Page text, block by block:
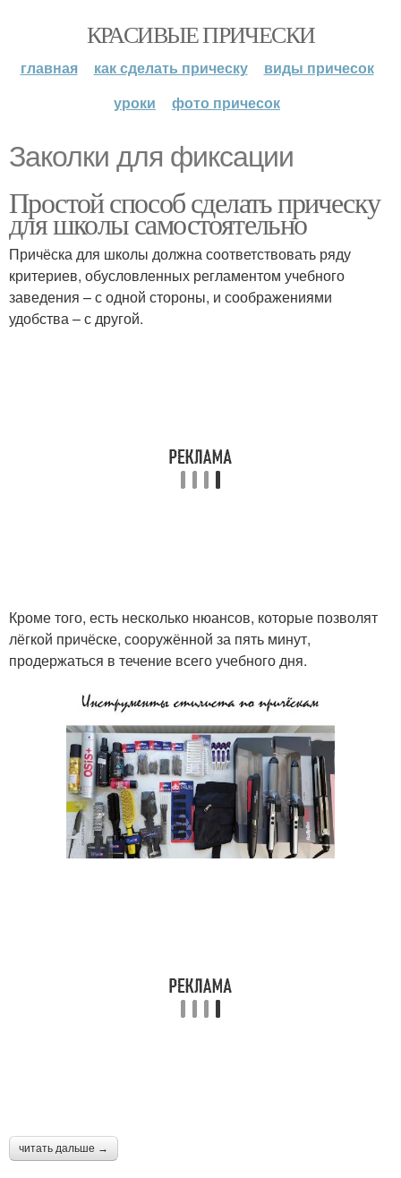
КРАСИВЫЕ ПРИЧЕСКИ
главная как сделать прическу
виды причесок
уроки
фото причесок
Заколки для фиксации
Простой способ сделать прическу
для школы самостоятельно
Причёска для школы должна соответствовать ряду
критериев, обусловленных регламентом учебного
заведения – с одной стороны, и соображениями
удобства – с другой.
Кроме того, есть несколько нюансов, которые позволят
лёгкой причёске, сооружённой за пять минут,
продержаться в течение всего учебного дня.
читать дальше →